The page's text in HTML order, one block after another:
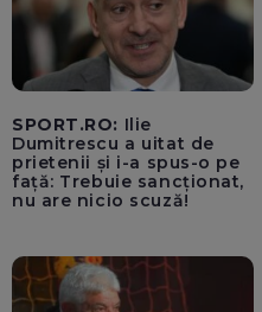
SPORT.RO: Ilie
Dumitrescu a uitat de
prietenii și i-a spus-o pe
față: Trebuie sancționat,
nu are nicio scuză!